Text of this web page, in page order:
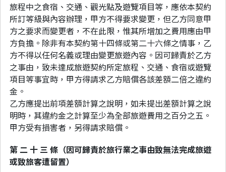
旅程中之食宿、交通、觀光點及遊覽項目等，應依本契約
所訂等級與內容辦理，甲方不得要求變更，但乙方同意甲
方之要求而變更者，不在此限，惟其所增加之費用應由甲
方負擔。除非有本契約第十四條或第二十六條之情事，乙
方不得以任何名義或理由變更旅遊內容。因可歸責於乙方
之事由，致未達成旅遊契約所定旅程、交通、食宿或遊覽
項目等事宜時，甲方得請求乙方賠償各該差額二倍之違約
金。
乙方應提出前項差額計算之說明，如未提出差額計算之說
明時，其違約金之計算至少為全部旅遊費用之百分之五。
甲方受有損害者，另得請求賠償。
第 二 十 三 條（因可歸責於旅行業之事由致無法完成旅遊
或致旅客遭留置）